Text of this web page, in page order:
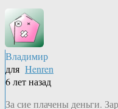
Владимир
для Henren
6 лет назад
За сие плачены деньги.